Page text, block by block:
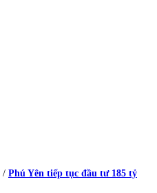
/ Phú Yên tiếp tục đầu tư 185 tỷ